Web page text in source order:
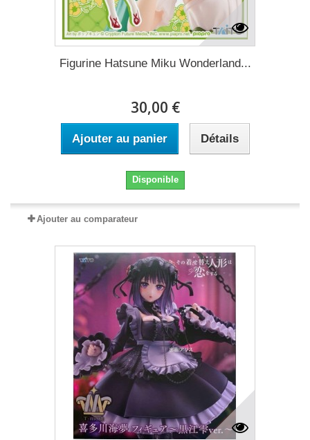
Figurine Hatsune Miku Wonderland...
30,00 €
Ajouter au panier Détails
Disponible
Ajouter au comparateur